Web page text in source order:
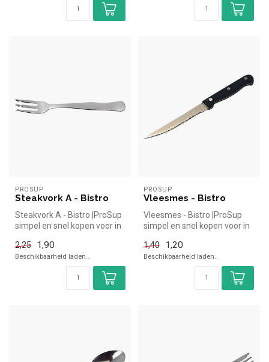
PROSUP
Steakvork A - Bistro
Steakvork A - Bistro |ProSup
simpel en snel kopen voor in
2,25
1,90
Beschikbaarheid laden..
PROSUP
Vleesmes - Bistro
Vleesmes - Bistro |ProSup
simpel en snel kopen voor in
1,40
1,20
Beschikbaarheid laden..